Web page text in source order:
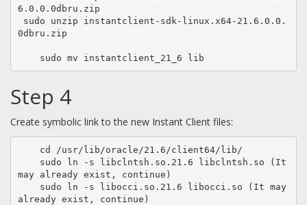
6.0.0.0dbru.zip
0dbru.zip
    sudo mv instantclient_21_6 lib
Step 4
Create symbolic link to the new Instant Client files:
may already exist, continue)
already exist, continue)